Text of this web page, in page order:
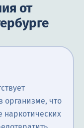
от
организме, что
наркотических